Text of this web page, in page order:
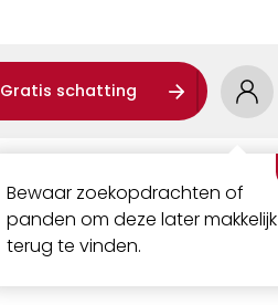
Gratis schatting
Bewaar zoekopdrachten of
panden om deze later makkelijk
terug te vinden.